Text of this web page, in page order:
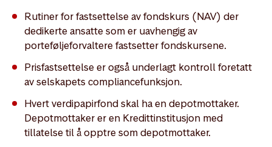
Rutiner for fastsettelse av fondskurs (NAV) der
dedikerte ansatte som er uavhengig av
porteføljeforvaltere fastsetter fondskursene.
Prisfastsettelse er også underlagt kontroll foretatt
av selskapets compliancefunksjon.
Hvert verdipapirfond skal ha en depotmottaker.
Depotmottaker er en Kredittinstitusjon med
tillatelse til å opptre som depotmottaker.